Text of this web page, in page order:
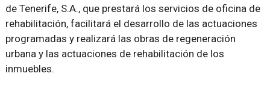
de Tenerife, S.A., que prestará los servicios de oficina de
rehabilitación, facilitará el desarrollo de las actuaciones
programadas y realizará las obras de regeneración
urbana y las actuaciones de rehabilitación de los
inmuebles.